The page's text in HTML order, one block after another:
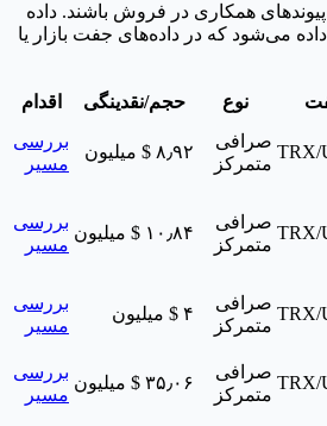
همکاری در فروش باشند. داده
می‌شود که در داده‌های جفت بازار یا
نوع حجم/نقدینگی اقدام
TRX/
صرافی
متمرکز
‎$ ۸٫۹۲ میلیون
بررسی
مسیر
TRX/
صرافی
متمرکز
‎$ ۱۰٫۸۴ میلیون
بررسی
مسیر
TRX/
صرافی
متمرکز
‎$ ۴ میلیون
بررسی
مسیر
TRX/
صرافی
متمرکز
‎$ ۳۵٫۰۶ میلیون
بررسی
مسیر